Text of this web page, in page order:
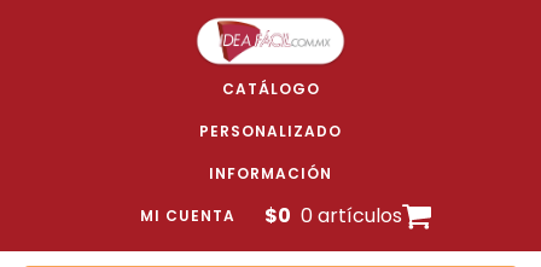
CATÁLOGO
PERSONALIZADO
INFORMACIÓN
MI CUENTA $0 0 artículos